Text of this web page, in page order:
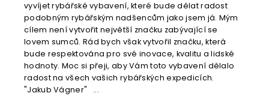
vyvíjet rybářské vybavení, které bude dělat radost
podobným rybářským nadšencům jako jsem já. Mým
cílem není vytvořit největší značku zabývající se
lovem sumců. Rád bych však vytvořil značku, která
bude respektována pro své inovace, kvalitu a lidské
hodnoty. Moc si přeji, aby Vám toto vybavení dělalo
radost na všech vašich rybářských expedicích.
"Jakub Vágner" ...